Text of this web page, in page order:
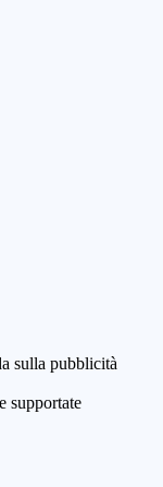
sulla pubblicità
supportate